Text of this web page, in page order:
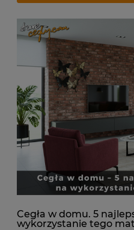
Cegła w domu. 5
wykorzystanie tego